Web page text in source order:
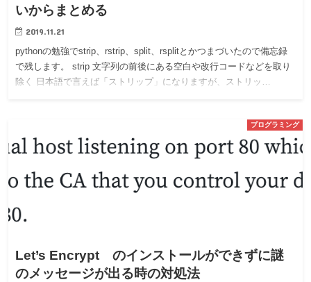
いからまとめる
2019.11.21
pythonの勉強でstrip、rstrip、split、rsplitとかつまづいたので備忘録
で残します。 strip 文字列の前後にある空白や改行コードなどを取り
除く 日本語で言えば「ストリップ」になりますが、ストリッ…
プログラミング
Let’s Encrypt のインストールができずに謎
のメッセージが出る時の対処法